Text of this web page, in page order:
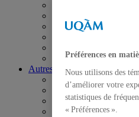
Golf
Autres
Autres catégories
Diplômés
Étudiants
Formation continue
Rectorat
Préférences en
Nous utilisons des
d’améliorer votre
statistiques de
« Préférences ».